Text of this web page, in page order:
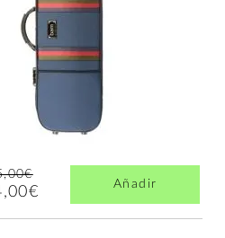
Añadir